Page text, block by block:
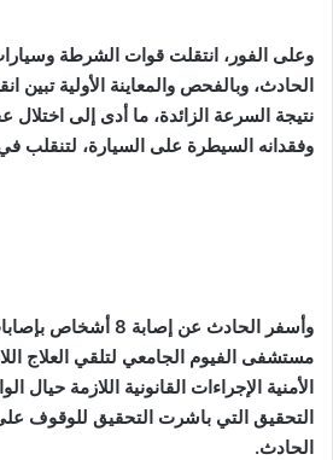
وعلى الفور، انتقلت قوات الشرطة
الحادث، وبالفحص والمعاينة الأولية تبين
نتيجة السرعة الزائدة، ما أدى إلى اختلال
وفقدانه السيطرة على السيارة، لتنقلب
وأسفر الحادث عن
مستشفى الفيوم الجامعي لتلقي العلاج
الأمنية الإجراءات القانونية اللازمة حيال
التحقيق التي باشرت التحقيق للوقوف
الحادث.